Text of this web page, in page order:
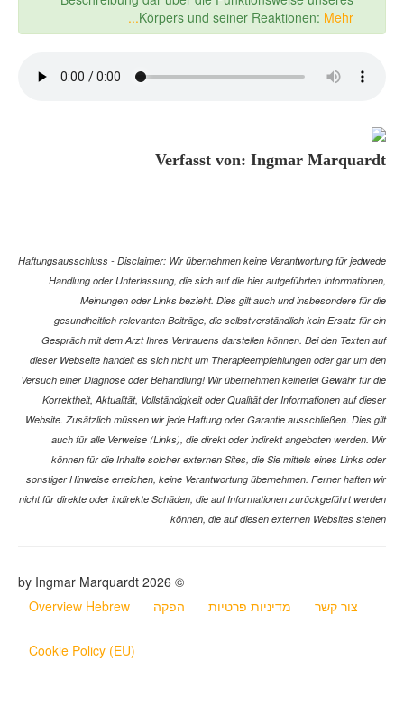
Körpers und seiner Reaktionen: Mehr...
Verfasst von: Ingmar Marquardt
Haftungsausschluss - Disclaimer: Wir übernehmen keine Verantwortung für jedwede
Handlung oder Unterlassung, die sich auf die hier aufgeführten Informationen,
Meinungen oder Links bezieht. Dies gilt auch und insbesondere für die
gesundheitlich relevanten Beiträge, die selbstverständlich kein Ersatz für ein
Gespräch mit dem Arzt Ihres Vertrauens darstellen können. Bei den Texten auf
dieser Webseite handelt es sich nicht um Therapieempfehlungen oder gar um den
Versuch einer Diagnose oder Behandlung! Wir übernehmen keinerlei Gewähr für die
Korrektheit, Aktualität, Vollständigkeit oder Qualität der Informationen auf dieser
Website. Zusätzlich müssen wir jede Haftung oder Garantie ausschließen. Dies gilt
auch für alle Verweise (Links), die direkt oder indirekt angeboten werden. Wir
können für die Inhalte solcher externen Sites, die Sie mittels eines Links oder
sonstiger Hinweise erreichen, keine Verantwortung übernehmen. Ferner haften wir
nicht für direkte oder indirekte Schäden, die auf Informationen zurückgeführt werden
können, die auf diesen externen Websites stehen
© 2026 by Ingmar Marquardt
Overview Hebrew
הפקה מדיניות פרטיות צור קשר
Cookie Policy (EU)